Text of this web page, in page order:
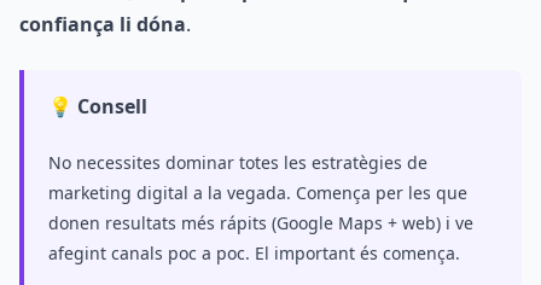
confiança li dóna.
💡 Consell
No necessites dominar totes les estratègies de
marketing digital a la vegada. Comença per les que
donen resultats més rápits (Google Maps + web) i ve
afegint canals poc a poc. El important és comença.